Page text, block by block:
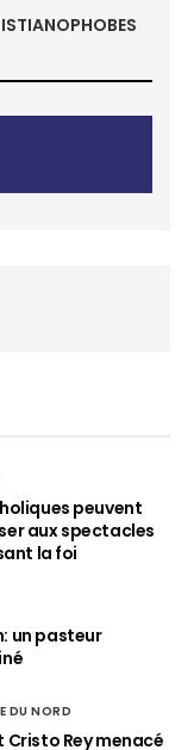
peuvent
aux spectacles
la foi
un pasteur
DU NORD
Cristo Rey menacé